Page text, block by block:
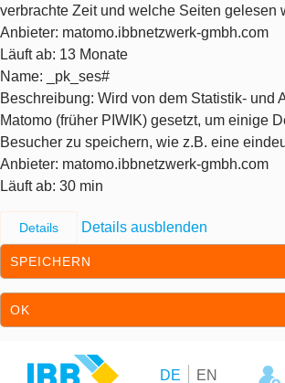
verbrachte Zeit und welche Seiten gelesen
Anbieter: matomo.ibbnetzwerk-gmbh.com
Läuft ab: 13 Monate
Name: _pk_ses#
Beschreibung: Wird von dem Statistik- und
Matomo (früher PIWIK) gesetzt, um einige
Besucher zu speichern, wie z.B. eine
Anbieter: matomo.ibbnetzwerk-gmbh.com
Läuft ab: 30 min
Details Details ausblenden
SPEICHERN
OK
DE EN